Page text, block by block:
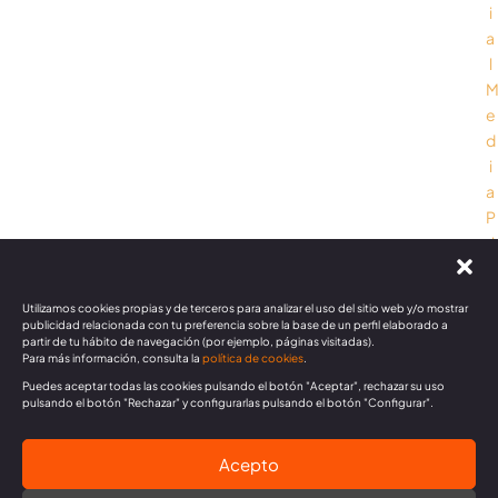
Utilizamos cookies propias y de terceros para analizar el uso del sitio web y/o mostrar
publicidad relacionada con tu preferencia sobre la base de un perfil elaborado a
partir de tu hábito de navegación (por ejemplo, páginas visitadas).
Para más información, consulta la política de cookies
Puedes aceptar todas las cookies pulsando el botón "Aceptar", rechazar su uso
pulsando el botón "Rechazar" y configurarlas pulsando el botón "Configurar".
Acepto
i
a
l
M
e
d
i
a
P
ri